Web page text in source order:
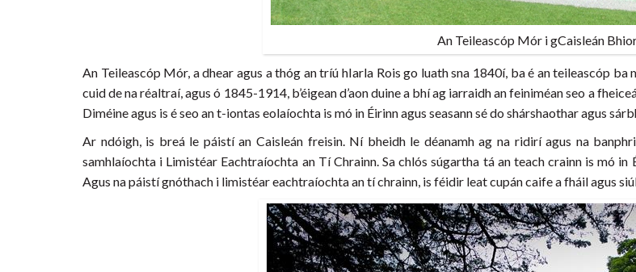
An Teileascóp Mór i gCaisleán
An Teileascóp Mór, a dhear agus a thóg an tríú hIarla Rois go luath sna 1840í, ba é an teileascóp ba
cuid de na réaltraí, agus ó 1845-1914, b’éigean d’aon duine a bhí ag iarraidh an feiniméan seo a
Diméine agus is é seo an t-iontas eolaíochta is mó in Éirinn agus seasann sé do shárshaothar agus
Ar ndóigh, is breá le páistí an Caisleán freisin. Ní bheidh le déanamh ag na ridirí agus na
samhlaíochta i Limistéar Eachtraíochta an Tí Chrainn. Sa chlós súgartha tá an teach crainn is mó
Agus na páistí gnóthach i limistéar eachtraíochta an tí chrainn, is féidir leat cupán caife a fháil agus